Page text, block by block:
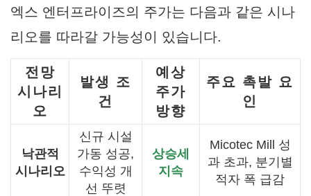
엑스 엔터프라이즈의 주가는 다음과 같은 시나
리오를 따라갈 가능성이 있습니다.
전망
시나리
오
발생 조
건
예상
주가
방향
주요 촉발 요
인
낙관적
시나리오
신규 시설
가동 성공,
수익성 개
선 뚜렷
상승세
지속
Micotec Mill 성
과 초과, 분기별
적자 폭 급감